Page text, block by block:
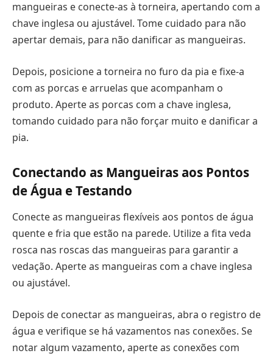
mangueiras e conecte-as à torneira, apertando com a
chave inglesa ou ajustável. Tome cuidado para não
apertar demais, para não danificar as mangueiras.
Depois, posicione a torneira no furo da pia e fixe-a
com as porcas e arruelas que acompanham o
produto. Aperte as porcas com a chave inglesa,
tomando cuidado para não forçar muito e danificar a
pia.
Conectando as Mangueiras aos Pontos
de Água e Testando
Conecte as mangueiras flexíveis aos pontos de água
quente e fria que estão na parede. Utilize a fita veda
rosca nas roscas das mangueiras para garantir a
vedação. Aperte as mangueiras com a chave inglesa
ou ajustável.
Depois de conectar as mangueiras, abra o registro de
água e verifique se há vazamentos nas conexões. Se
notar algum vazamento, aperte as conexões com